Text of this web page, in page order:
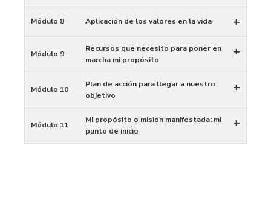
Módulo 8 Aplicación de los valores en la vida +
Módulo 9
Recursos que necesito para poner en
marcha mi propósito
+
Módulo 10
Plan de acción para llegar a nuestro
objetivo
+
Módulo 11
Mi propósito o misión manifestada: mi
punto de inicio
+